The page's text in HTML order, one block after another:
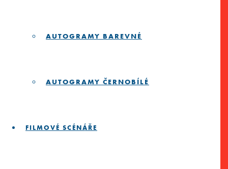
AUTOGRAMY BAREVNÉ
AUTOGRAMY ČERNOBÍLÉ
FILMOVÉ SCÉNÁŘE